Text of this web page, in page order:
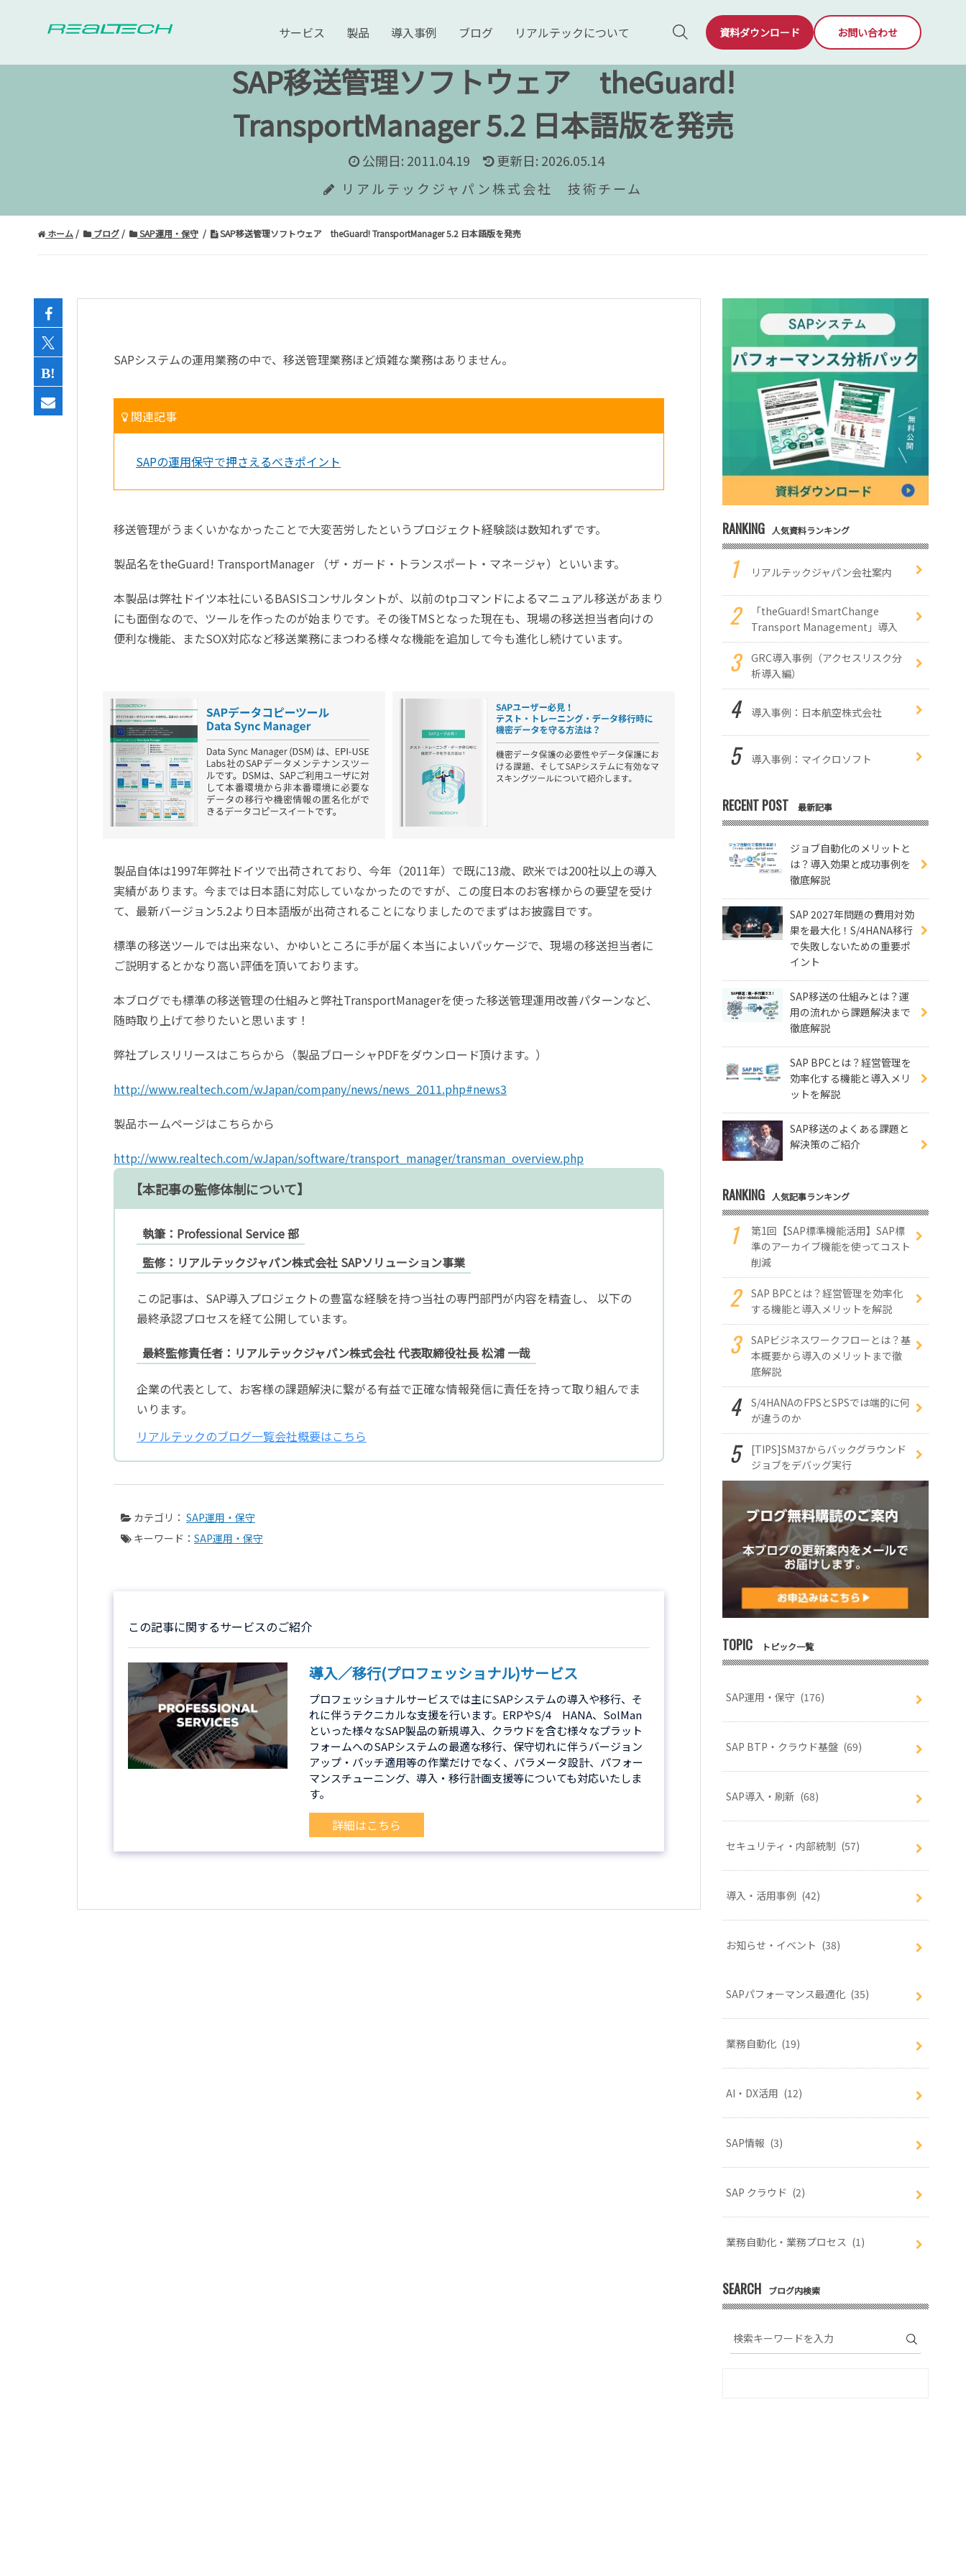
サービス 製品 導入事例 ブログ リアルテックについて 資料ダウンロード お問い合わせ
SAP移送管理ソフトウェア theGuard!
TransportManager 5.2 日本語版を発売
公開日: 2011.04.19
更新日: 2026.05.14
リアルテックジャパン株式会社 技術チーム
ホーム ブログ SAP運用・保守 SAP移送管理ソフトウェア theGuard! TransportManager 5.2 日本語版を発売
SAPシステムの運用業務の中で、移送管理業務ほど煩雑な業務はありません。
関連記事
SAPの運用保守で押さえるべきポイント
移送管理がうまくいかなかったことで大変苦労したというプロジェクト経験談は数知れずです。
製品名をtheGuard! TransportManager （ザ・ガード・トランスポート・マネ－ジャ）といいます。
本製品は弊社ドイツ本社にいるBASISコンサルタントが、以前のtpコマンドによるマニュアル移送があまり
にも面倒なので、ツールを作ったのが始まりです。その後TMSとなった現在も、現場の移送担当者向けの
便利な機能、またSOX対応など移送業務にまつわる様々な機能を追加して今も進化し続けています。
製品自体は1997年弊社ドイツで出荷されており、今年（2011年）で既に13歳、欧米では200社以上の導入
実績があります。今までは日本語に対応していなかったのですが、この度日本のお客様からの要望を受け
て、最新バージョン5.2より日本語版が出荷されることになりましたのでまずはお披露目です。
標準の移送ツールでは出来ない、かゆいところに手が届く本当によいパッケージで、現場の移送担当者に
ご説明するとかなり高い評価を頂いております。
本ブログでも標準の移送管理の仕組みと弊社TransportManagerを使った移送管理運用改善パターンなど、
随時取り上げて参りたいと思います！
弊社プレスリリースはこちらから（製品ブローシャPDFをダウンロード頂けます。）
http://www.realtech.com/wJapan/company/news/news_2011.php#news3
製品ホームページはこちらから
http://www.realtech.com/wJapan/software/transport_manager/transman_overview.php
【本記事の監修体制について】
執筆：Professional Service 部
監修：リアルテックジャパン株式会社 SAPソリューション事業
この記事は、SAP導入プロジェクトの豊富な経験を持つ当社の専門部門が内容を精査し、 以下の
最終承認プロセスを経て公開しています。
最終監修責任者：リアルテックジャパン株式会社 代表取締役社長 松浦 一哉
企業の代表として、お客様の課題解決に繋がる有益で正確な情報発信に責任を持って取り組んでま
いります。
リアルテックのブログ一覧会社概要はこちら
カテゴリ： SAP運用・保守
キーワード： SAP運用・保守
この記事に関するサービスのご紹介
導入／移行(プロフェッショナル)サービス
プロフェッショナルサービスでは主にSAPシステムの導入や移行、そ
れに伴うテクニカルな支援を行います。ERPやS/4 HANA、SolMan
といった様々なSAP製品の新規導入、クラウドを含む様々なプラット
フォームへのSAPシステムの最適な移行、保守切れに伴うバージョン
アップ・パッチ適用等の作業だけでなく、パラメータ設計、パフォー
マンスチューニング、導入・移行計画支援等についても対応いたしま
す。
詳細はこちら
RANKING 人気資料ランキング
リアルテックジャパン会社案内
「theGuard! SmartChange
Transport Management」導入
GRC導入事例（アクセスリスク分
析導入編）
導入事例：日本航空株式会社
導入事例：マイクロソフト
RECENT POST 最新記事
ジョブ自動化のメリットと
は？導入効果と成功事例を
徹底解説
SAP 2027年問題の費用対効
果を最大化！S/4HANA移行
で失敗しないための重要ポ
イント
SAP移送の仕組みとは？運
用の流れから課題解決まで
徹底解説
SAP BPCとは？経営管理を
効率化する機能と導入メリ
ットを解説
SAP移送のよくある課題と
解決策のご紹介
RANKING 人気記事ランキング
第1回【SAP標準機能活用】SAP標
準のアーカイブ機能を使ってコスト
削減
SAP BPCとは？経営管理を効率化
する機能と導入メリットを解説
SAPビジネスワークフローとは？基
本概要から導入のメリットまで徹
底解説
S/4HANAのFPSとSPSでは端的に何
が違うのか
[TIPS]SM37からバックグラウンド
ジョブをデバッグ実行
TOPIC トピック一覧
SAP運用・保守 (176)
SAP BTP・クラウド基盤 (69)
SAP導入・刷新 (68)
セキュリティ・内部統制 (57)
導入・活用事例 (42)
お知らせ・イベント (38)
SAPパフォーマンス最適化 (35)
業務自動化 (19)
AI・DX活用 (12)
SAP情報 (3)
SAP クラウド (2)
業務自動化・業務プロセス (1)
SEARCH ブログ内検索